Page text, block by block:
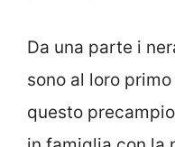
Da una parte i
sono al loro
questo